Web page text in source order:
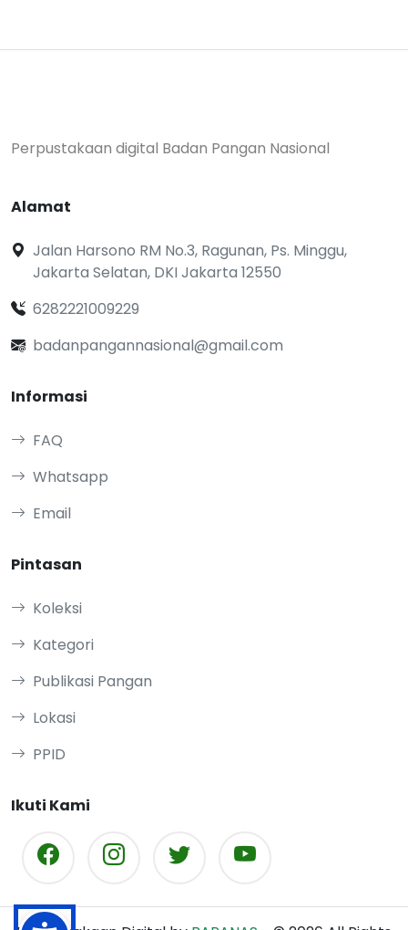
Perpustakaan digital Badan Pangan Nasional
Alamat
Jalan Harsono RM No.3, Ragunan, Ps. Minggu,
Jakarta Selatan, DKI Jakarta 12550
6282221009229
badanpangannasional@gmail.com
Informasi
FAQ
Whatsapp
Email
Pintasan
Koleksi
Kategori
Publikasi Pangan
Lokasi
PPID
Ikuti Kami